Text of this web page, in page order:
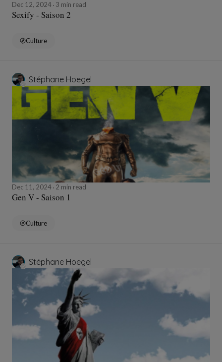
Dec 12, 2024 3 min read
Sexify - Saison 2
Culture
Stéphane Hoegel
Dec 11, 2024 2 min read
Gen V - Saison 1
Culture
Stéphane Hoegel